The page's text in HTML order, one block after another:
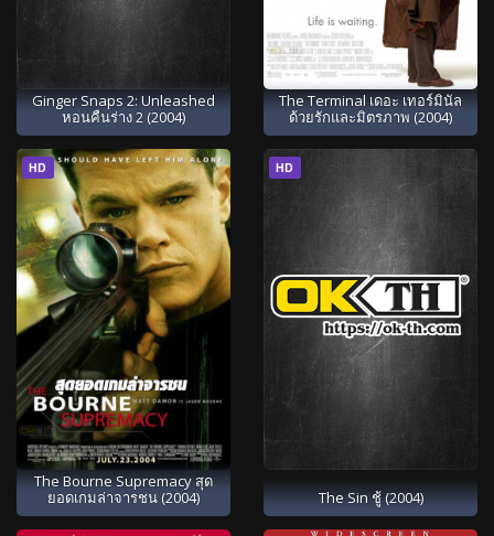
Ginger Snaps 2: Unleashed
หอนคืนร่าง 2 (2004)
The Terminal เดอะ เทอร์มินัล
ด้วยรักและมิตรภาพ (2004)
HD
The Bourne Supremacy สุด
ยอดเกมล่าจารชน (2004)
HD
The Sin ชู้ (2004)